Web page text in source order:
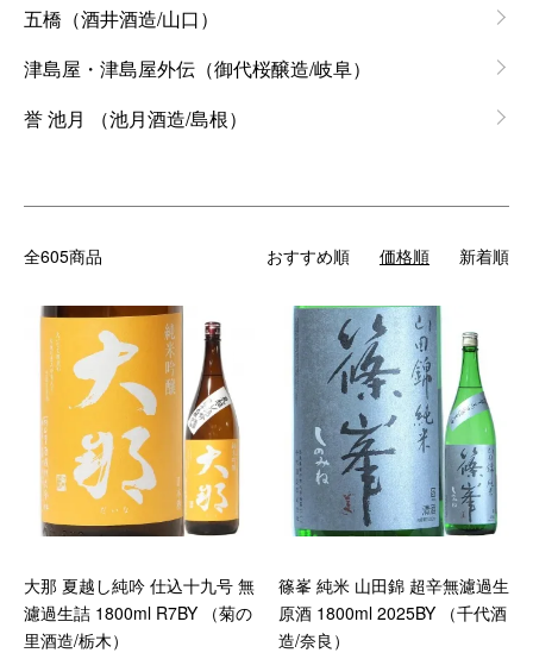
五橋（酒井酒造/山口）
津島屋・津島屋外伝（御代桜醸造/岐阜）
誉 池月 （池月酒造/島根）
全605商品 おすすめ順 価格順 新着順
大那 夏越し純吟 仕込十九号 無
濾過生詰 1800ml R7BY （菊の
里酒造/栃木）
篠峯 純米 山田錦 超辛無濾過生
原酒 1800ml 2025BY （千代酒
造/奈良）